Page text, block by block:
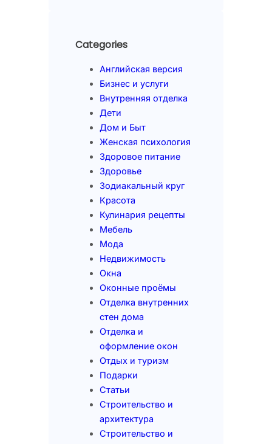
Categories
Английская версия
Бизнес и услуги
Внутренняя отделка
Дети
Дом и Быт
Женская психология
Здоровое питание
Здоровье
Зодиакальный круг
Красота
Кулинария рецепты
Мебель
Мода
Недвижимость
Окна
Оконные проёмы
Отделка внутренних
стен дома
Отделка и
оформление окон
Отдых и туризм
Подарки
Статьи
Строительство и
архитектура
Строительство и